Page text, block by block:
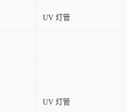
UV 灯管
UV 灯管